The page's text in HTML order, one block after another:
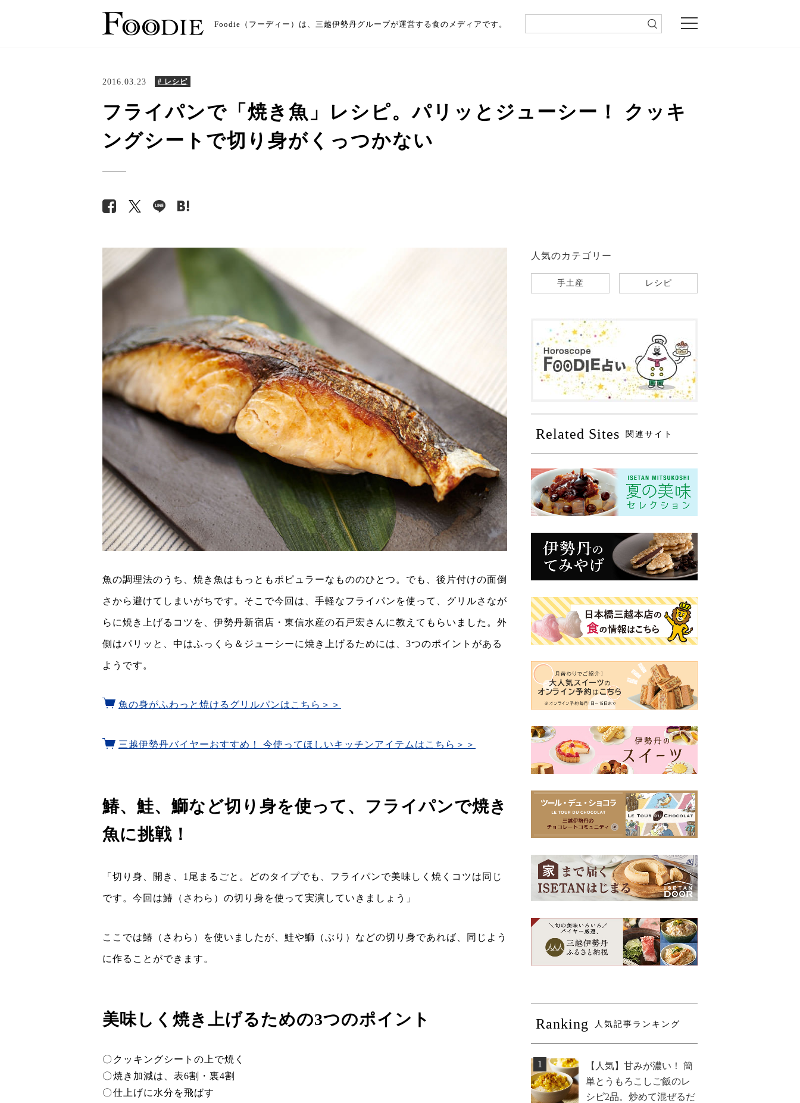
Foodie（フーディー）は、三越伊勢丹グループが運営する食のメディアです。
2016.03.23 # レシピ
フライパンで「焼き魚」レシピ。パリッとジューシー！ クッキ
ングシートで切り身がくっつかない
魚の調理法のうち、焼き魚はもっともポピュラーなもののひとつ。でも、後片付けの面倒
さから避けてしまいがちです。そこで今回は、手軽なフライパンを使って、グリルさなが
らに焼き上げるコツを、伊勢丹新宿店・東信水産の石戸宏さんに教えてもらいました。外
側はパリッと、中はふっくら＆ジューシーに焼き上げるためには、3つのポイントがある
ようです。
魚の身がふわっと焼けるグリルパンはこちら＞＞
三越伊勢丹バイヤーおすすめ！ 今使ってほしいキッチンアイテムはこちら＞＞
鰆、鮭、鰤など切り身を使って、フライパンで焼き
魚に挑戦！
「切り身、開き、1尾まるごと。どのタイプでも、フライパンで美味しく焼くコツは同じ
です。今回は鰆（さわら）の切り身を使って実演していきましょう」
ここでは鰆（さわら）を使いましたが、鮭や鰤（ぶり）などの切り身であれば、同じよう
に作ることができます。
美味しく焼き上げるための3つのポイント
クッキングシートの上で焼く
焼き加減は、表6割・裏4割
仕上げに水分を飛ばす
人気のカテゴリー
手土産 レシピ
Related Sites 関連サイト
Ranking 人気記事ランキング
1
【人気】甘みが濃い！ 簡
単とうもろこしご飯のレ
シピ2品。炒めて混ぜるだ